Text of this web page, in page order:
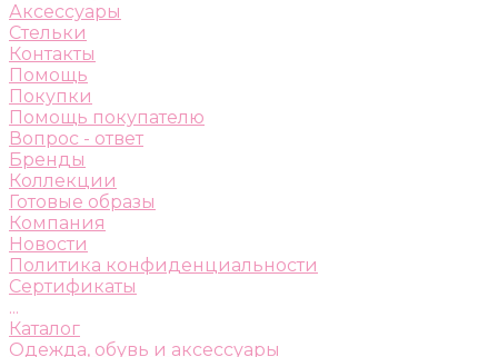
Аксессуары
Стельки
Контакты
Помощь
Покупки
Помощь покупателю
Вопрос - ответ
Бренды
Коллекции
Готовые образы
Компания
Новости
Политика конфиденциальности
Сертификаты
...
Каталог
Одежда, обувь и аксессуары